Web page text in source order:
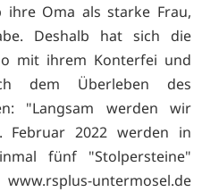
ihre Oma als starke Frau,
Deshalb hat sich die
mit ihrem Konterfei und
dem Überleben des
"Langsam werden wir
Februar 2022 werden in
fünf "Stolpersteine"
www.rsplus-untermosel.de